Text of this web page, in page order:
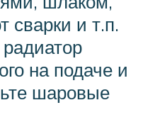
сварки и т.п.
на подаче и
шаровые